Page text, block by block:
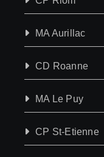
MA Aurillac
CD Roanne
MA Le Puy
CP St-Etienne